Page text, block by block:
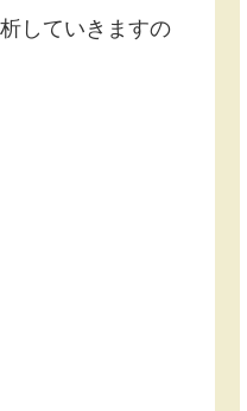
していきますの